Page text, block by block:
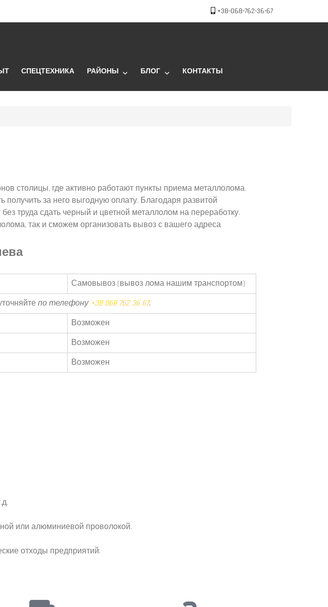
+38-068-762-36-67
СПЕЦТЕХНИКА РАЙОНЫ БЛОГ КОНТАКТЫ
столицы, где активно работают пункты приема металлолома.
за него выгодную оплату. Благодаря развитой
труда сдать черный и цветной металлолом на переработку.
так и сможем организовать вывоз с вашего адреса
Самовывоз (вывоз лома нашим транспортом)
по телефону +38 068 762 36 67.
Возможен
Возможен
Возможен
или алюминиевой проволокой.
отходы предприятий.